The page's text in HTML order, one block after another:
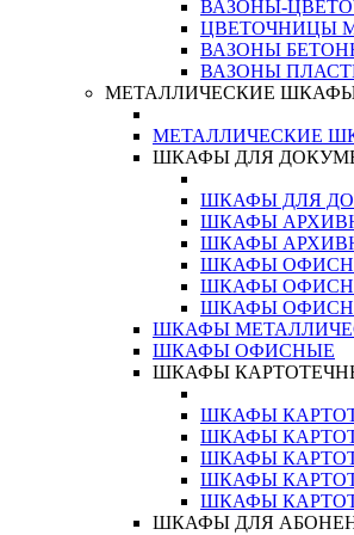
ВАЗОНЫ-
ЦВЕТОЧНИЦЫ
ВАЗОНЫ
ВАЗОНЫ
МЕТАЛЛИЧЕСКИЕ
МЕТАЛЛИЧЕСКИЕ
ШКАФЫ ДЛЯ
ШКАФЫ ДЛЯ
ШКАФЫ
ШКАФЫ
ШКАФЫ
ШКАФЫ
ШКАФЫ
ШКАФЫ
ШКАФЫ ОФИСНЫЕ
ШКАФЫ
ШКАФЫ
ШКАФЫ
ШКАФЫ
ШКАФЫ
ШКАФЫ
ШКАФЫ ДЛЯ